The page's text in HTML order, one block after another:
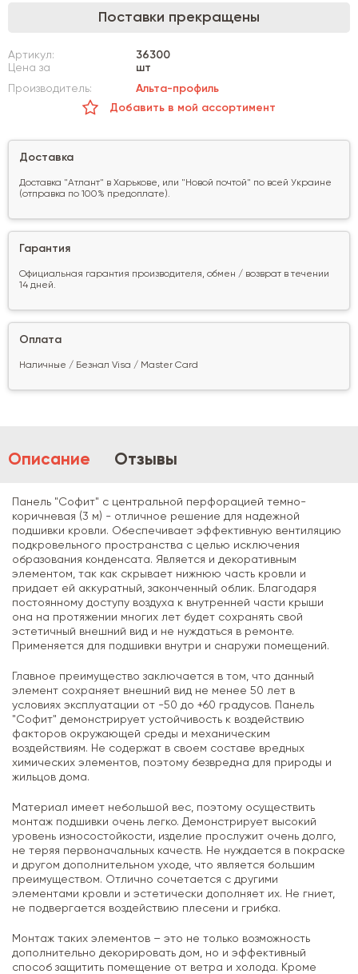
Поставки прекращены
Артикул:
36300
Цена за
шт
Производитель:
Альта-профиль
Добавить в мой ассортимент
Доставка
Доставка "Атлант" в Харькове, или "Новой почтой" по всей Украине
(отправка по 100% предоплате).
Гарантия
Официальная гарантия производителя, обмен / возврат в течении
14 дней.
Оплата
Наличные / Безнал Visa / Master Card
Описание Отзывы
Панель "Софит" с центральной перфорацией темно-
коричневая (3 м) - отличное решение для надежной
подшивки кровли. Обеспечивает эффективную вентиляцию
подкровельного пространства с целью исключения
образования конденсата. Является и декоративным
элементом, так как скрывает нижнюю часть кровли и
придает ей аккуратный, законченный облик. Благодаря
постоянному доступу воздуха к внутренней части крыши
она на протяжении многих лет будет сохранять свой
эстетичный внешний вид и не нуждаться в ремонте.
Применяется для подшивки внутри и снаружи помещений.
Главное преимущество заключается в том, что данный
элемент сохраняет внешний вид не менее 50 лет в
условиях эксплуатации от -50 до +60 градусов. Панель
"Софит" демонстрирует устойчивость к воздействию
факторов окружающей среды и механическим
воздействиям. Не содержат в своем составе вредных
химических элементов, поэтому безвредна для природы и
жильцов дома.
Материал имеет небольшой вес, поэтому осуществить
монтаж подшивки очень легко. Демонстрирует высокий
уровень износостойкости, изделие прослужит очень долго,
не теряя первоначальных качеств. Не нуждается в покраске
и другом дополнительном уходе, что является большим
преимуществом. Отлично сочетается с другими
элементами кровли и эстетически дополняет их. Не гниет,
не подвергается воздействию плесени и грибка.
Монтаж таких элементов – это не только возможность
дополнительно декорировать дом, но и эффективный
способ защитить помещение от ветра и холода. Кроме